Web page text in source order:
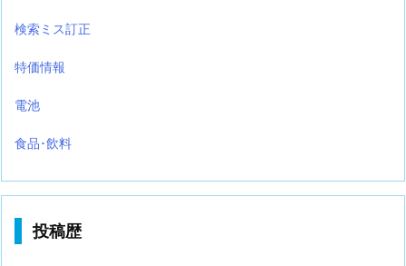
検索ミス訂正
特価情報
電池
食品･飲料
投稿歴